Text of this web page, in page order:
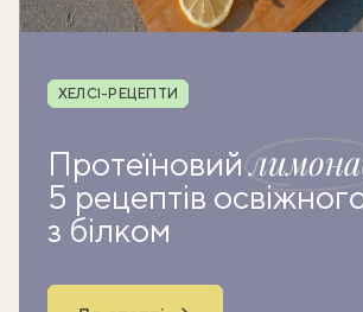
Рубрика
ХЕЛСІ-РЕЦЕПТИ
Протеїновий
5 рецептів
з білком